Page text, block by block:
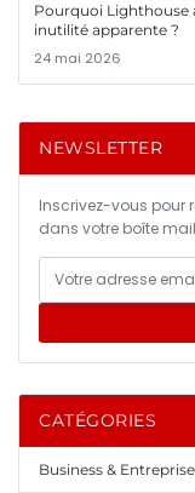
Pourquoi Lighthouse
inutilité apparente ?
24 mai 2026
NEWSLETTER
Inscrivez-vous pour
dans votre boîte
CATÉGORIES
Business & Entreprise